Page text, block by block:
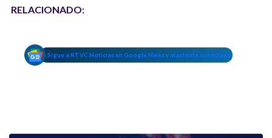
RELACIONADO:
Sigue a RTVC Noticias en Google News y mantente conectado